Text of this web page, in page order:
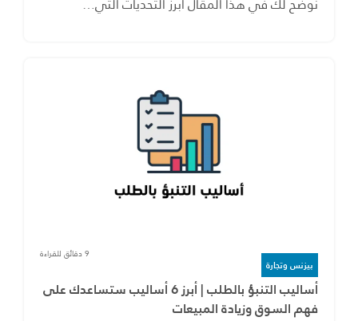
بيزنس وتجارة
9 دقائق للقراءة
أساليب التنبؤ بالطلب | أبرز 6 أساليب ستساعدك على
فهم السوق وزيادة المبيعات